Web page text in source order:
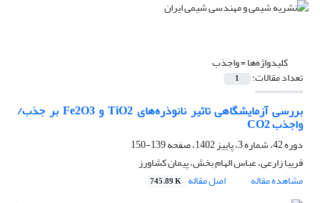
کلیدواژه‌ها =واجذب
تعداد مقالات: 1
بررسی آزمایشگاهی تاثیر نانوذره‌های TiO2 و Fe2O3 بر جذب/
واجذب CO2
دوره 42، شماره 3، پاییز 1402، صفحه
139-150
فریبا زارعی، عباس الهام بخش، پیمان کشاورز
مشاهده مقاله
اصل مقاله 745.89 K